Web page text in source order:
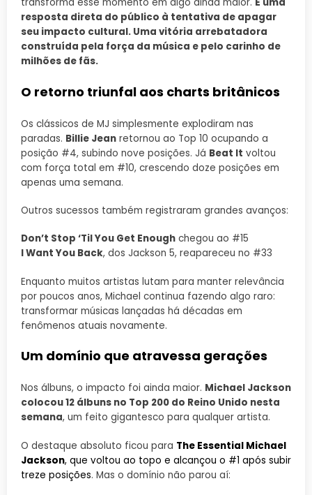
transforma esse momento em algo ainda maior. É uma
resposta direta do público à tentativa de apagar
seu impacto cultural. Uma vitória arrebatadora
construída pela força da música e pelo carinho de
milhões de fãs.
O retorno triunfal aos charts britânicos
Os clássicos de MJ simplesmente explodiram nas
paradas. Billie Jean retornou ao Top 10 ocupando a
posição #4, subindo nove posições. Já Beat It voltou
com força total em #10, crescendo doze posições em
apenas uma semana.
Outros sucessos também registraram grandes avanços:
Don’t Stop ‘Til You Get Enough chegou ao #15
I Want You Back, dos Jackson 5, reapareceu no #33
Enquanto muitos artistas lutam para manter relevância
por poucos anos, Michael continua fazendo algo raro:
transformar músicas lançadas há décadas em
fenômenos atuais novamente.
Um domínio que atravessa gerações
Nos álbuns, o impacto foi ainda maior. Michael Jackson
colocou 12 álbuns no Top 200 do Reino Unido nesta
semana, um feito gigantesco para qualquer artista.
O destaque absoluto ficou para The Essential Michael
Jackson, que voltou ao topo e alcançou o #1 após subir
treze posições. Mas o domínio não parou aí: